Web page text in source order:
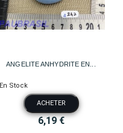
ANGELITE ANHYDRITE EN...
En Stock
ACHETER
6,19 €